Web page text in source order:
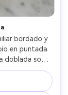
bordado y
en puntada
sobre
iluminación
fibras de
--ar 4:5